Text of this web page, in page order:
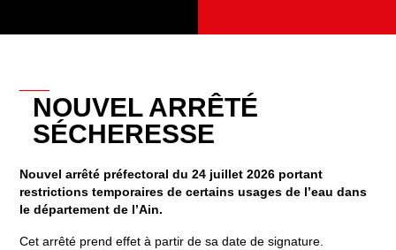
NOUVEL ARRÊTÉ
SÉCHERESSE
Nouvel arrêté préfectoral du 24 juillet 2026 portant
restrictions temporaires de certains usages de l’eau dans
le département de l’Ain.
Cet arrêté prend effet à partir de sa date de signature.